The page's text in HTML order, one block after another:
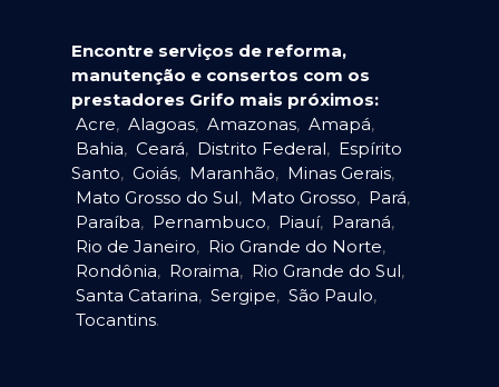
Encontre serviços de reforma,
manutenção e consertos com os
prestadores Grifo mais próximos:
Acre, Alagoas, Amazonas, Amapá,
Bahia, Ceará, Distrito Federal, Espírito
Santo, Goiás, Maranhão, Minas Gerais,
Mato Grosso do Sul, Mato Grosso, Pará,
Paraíba, Pernambuco, Piauí, Paraná,
Rio de Janeiro, Rio Grande do Norte,
Rondônia, Roraima, Rio Grande do Sul,
Santa Catarina, Sergipe, São Paulo,
Tocantins.